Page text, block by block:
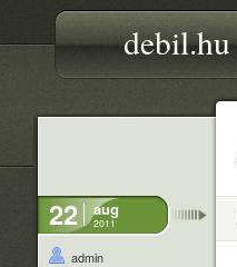
debil.hu
22 aug
2011
admin